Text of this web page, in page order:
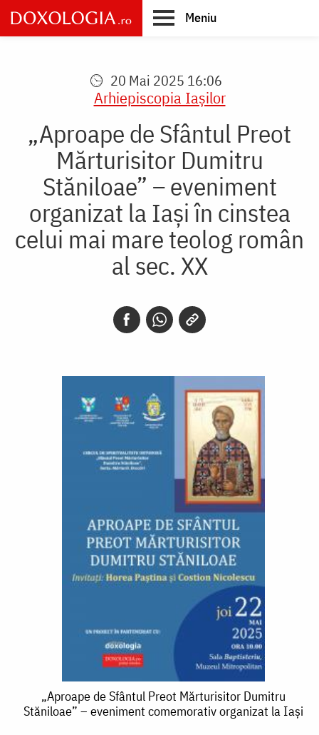
Skip
to
main
Meniu
20 Mai 2025 16:06
Arhiepiscopia Iaşilor
„Aproape de Sfântul Preot
Mărturisitor Dumitru
Stăniloae” – eveniment
organizat la Iași în cinstea
celui mai mare teolog român
al sec. XX
„Aproape
de
„Aproape de Sfântul Preot Mărturisitor Dumitru
Stăniloae” – eveniment comemorativ organizat la Iași